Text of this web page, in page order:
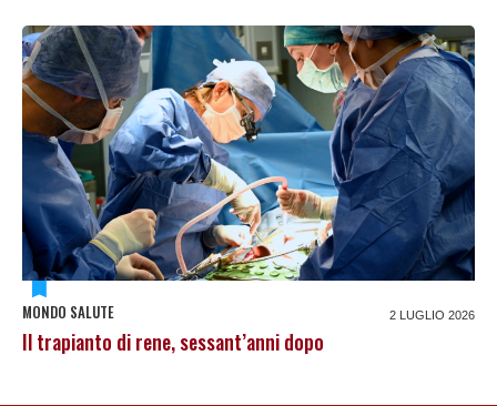
MONDO SALUTE 2 LUGLIO 2026
Il trapianto di rene, sessant’anni dopo